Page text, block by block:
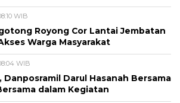
WIB
Royong Cor Lantai Jembatan
Warga Masyarakat
WIB
Darul Hasanah Bersama
dalam Kegiatan